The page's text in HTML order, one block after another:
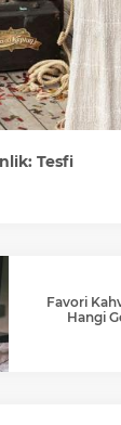
Tesfi
Favori
Hangi